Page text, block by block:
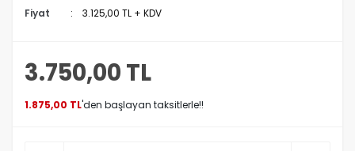
Fiyat 3.125,00 TL + KDV
3.750,00 TL
1.875,00 TL'den başlayan taksitlerle!!